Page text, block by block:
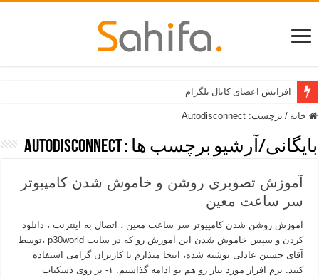
افزایش اعضای کانال تلگرام
خانه / برچسب:Autodisconnect
بایگانی/آرشیو برچسب ها :Autodisconnect
آموزش تصویری روشن و خاموش شدن کامپیوتر
سر ساعت معین
آموزش روشن شدن کامپیوتر سر ساعت معین ، اتصال به اینترنت ، دانلود
کردن و سپس خاموش شدن این آموزش رو که در سایت p30world ،توسط
آقای حسین عادلی نوشته شده، اینجا میذارم تا کاربران گرامی استفاده
کنند. نرم افزار مورد نیاز رو هم تو ادامه گذاشتم. ۱- بر روی دسکتاپ